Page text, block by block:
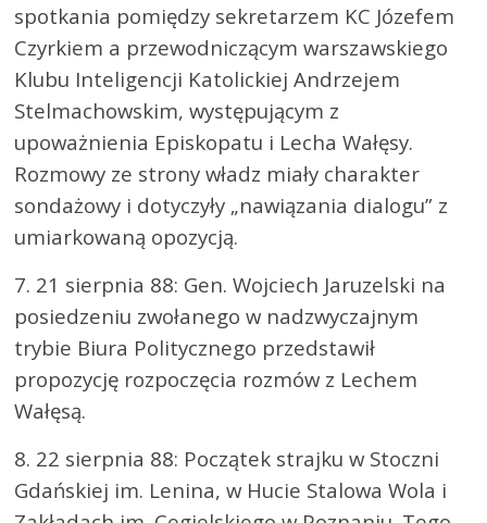
spotkania pomiędzy sekretarzem KC Józefem
Czyrkiem a przewodniczącym warszawskiego
Klubu Inteligencji Katolickiej Andrzejem
Stelmachowskim, występującym z
upoważnienia Episkopatu i Lecha Wałęsy.
Rozmowy ze strony władz miały charakter
sondażowy i dotyczyły „nawiązania dialogu” z
umiarkowaną opozycją.
7. 21 sierpnia 88: Gen. Wojciech Jaruzelski na
posiedzeniu zwołanego w nadzwyczajnym
trybie Biura Politycznego przedstawił
propozycję rozpoczęcia rozmów z Lechem
Wałęsą.
8. 22 sierpnia 88: Początek strajku w Stoczni
Gdańskiej im. Lenina, w Hucie Stalowa Wola i